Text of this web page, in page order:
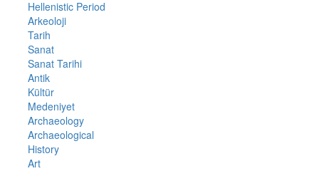
Hellenistic Period
Arkeoloji
Tarih
Sanat
Sanat Tarihi
Antik
Kültür
Medeniyet
Archaeology
Archaeological
History
Art